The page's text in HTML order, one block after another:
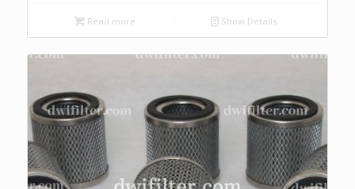
Read more Show Details